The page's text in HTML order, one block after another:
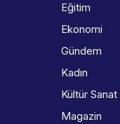
Eğitim
Ekonomi
Gündem
Kadın
Kültür Sanat
Magazin